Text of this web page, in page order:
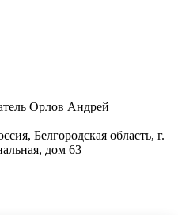
Орлов Андрей
Белгородская область, г.
дом 63